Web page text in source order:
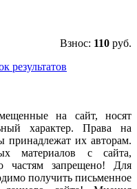
Взнос: 110 руб.
результатов
на сайт,носят
характер. Права
на
принадлежат их авторам.
материалов с сайта,
частям запрещено! Для
получить письменное